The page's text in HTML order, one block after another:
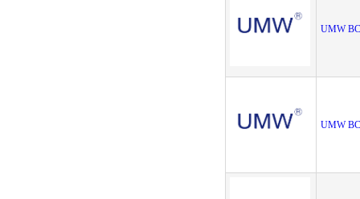
UMW
UMW